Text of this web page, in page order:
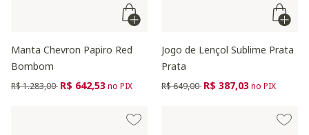
Manta Chevron Papiro Red
Bombom
Preço reduzido de
R$ 1.283,00 para
R$ 642,53no PIX
Jogo de Lençol Sublime Prata
Prata
Preço reduzido de
R$ 649,00 para
R$ 387,03no PIX